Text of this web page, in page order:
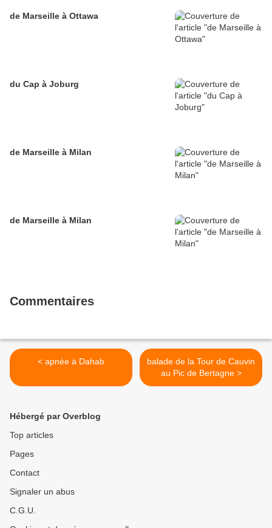
de Marseille à Ottawa
du Cap à Joburg
de Marseille à Milan
de Marseille à Milan
Commentaires
< apnée à Dahab
balade de la Tour de Cauvin
au Pic de Bertagne >
Hébergé par Overblog
Top articles
Pages
Contact
Signaler un abus
C.G.U.